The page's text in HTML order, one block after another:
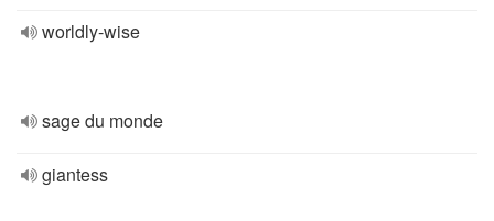
worldly-wise
sage du monde
giantess